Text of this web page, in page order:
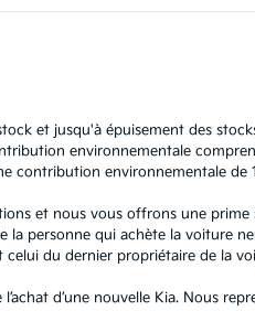
et jusqu'à épuisement des
environnementale
contribution environnementale de
et nous vous offrons une
personne qui achète la voiture
du dernier propriétaire de la
d’une nouvelle Kia. Nous